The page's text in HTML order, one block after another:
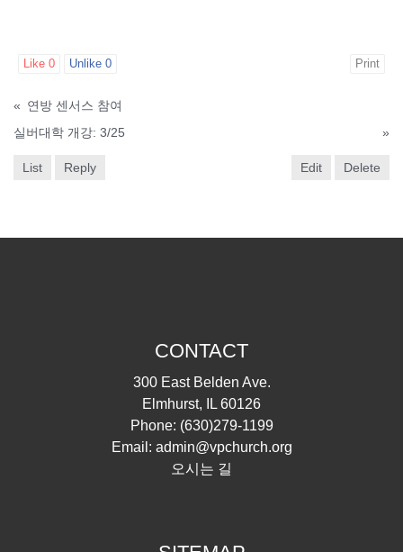
Like 0 Unlike 0 Print
« 연방 센서스 참여
실버대학 개강: 3/25
»
List Reply Edit Delete
CONTACT
300 East Belden Ave.
Elmhurst, IL 60126
Phone: (630)279-1199
Email: admin@vpchurch.org
오시는 길